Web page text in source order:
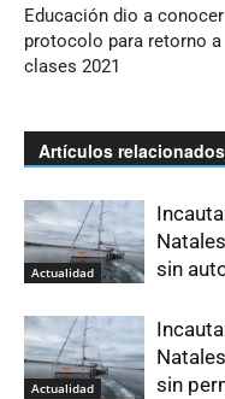
Educación dio a conocer
protocolo para retorno a
clases 2021
Artículos relacionados
Actualidad
sin
Actualidad
sin